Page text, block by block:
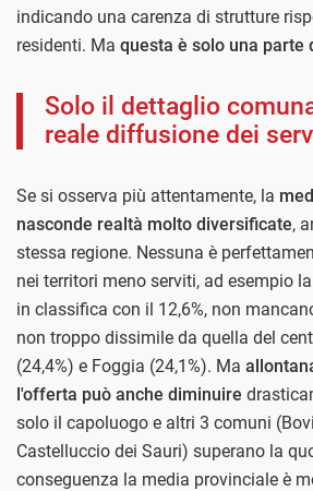
indicando una carenza di strutture
residenti. Ma questa è solo una parte
Solo il dettaglio
reale diffusione dei
Se si osserva più attentamente, la
nasconde realtà molto diversificate,
stessa regione. Nessuna è
nei territori meno serviti, ad esempio
in classifica con il 12,6%, non
non troppo dissimile da quella del
(24,4%) e Foggia (24,1%). Ma
l'offerta può anche diminuire
solo il capoluogo e altri 3 comuni
Castelluccio dei Sauri) superano la
conseguenza la media provinciale è